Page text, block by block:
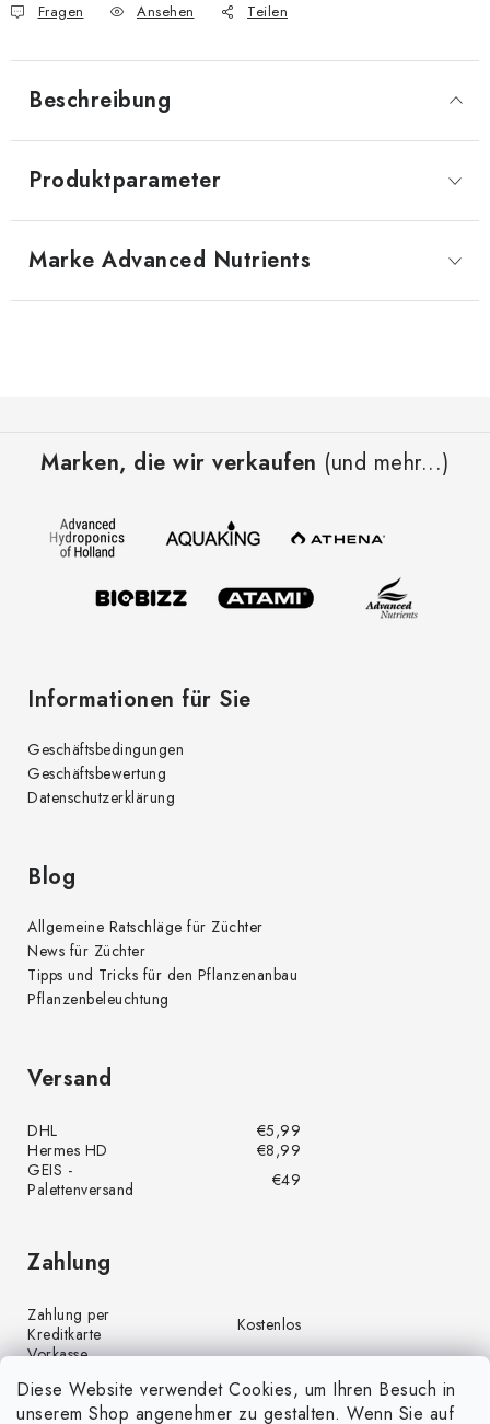
Diese Website verwendet Cookies, um Ihren Besuch in
unserem Shop angenehmer zu gestalten. Wenn Sie auf
Fragen Ansehen Teilen
Beschreibung
Produktparameter
Marke Advanced Nutrients
Marken, die wir verkaufen (und mehr...)
Informationen für Sie
Geschäftsbedingungen
Geschäftsbewertung
Datenschutzerklärung
Blog
Allgemeine Ratschläge für Züchter
News für Züchter
Tipps und Tricks für den Pflanzenanbau
Pflanzenbeleuchtung
Versand
DHL
€5,99
Hermes HD
€8,99
GEIS -
Palettenversand
€49
Zahlung
Zahlung per
Kreditkarte
Kostenlos
Vorkasse
Zahlung per PayPal
Kostenlos
Nachnahme
€4,00